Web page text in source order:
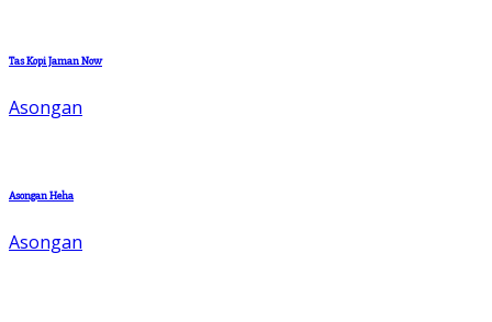
Tas Kopi Jaman Now
Asongan
Asongan Heha
Asongan